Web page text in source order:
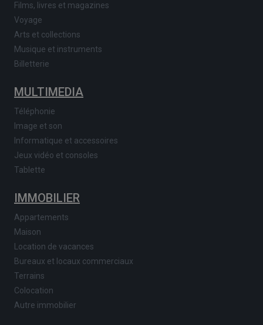
Films, livres et magazines
Voyage
Arts et collections
Musique et instruments
Billetterie
MULTIMEDIA
Téléphonie
Image et son
Informatique et accessoires
Jeux vidéo et consoles
Tablette
IMMOBILIER
Appartements
Maison
Location de vacances
Bureaux et locaux commerciaux
Terrains
Colocation
Autre immobilier